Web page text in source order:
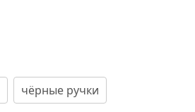
чёрные ручки